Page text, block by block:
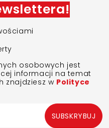
osobowych jest
informacji na temat
znajdziesz w Polityce
SUBSKRYBUJ